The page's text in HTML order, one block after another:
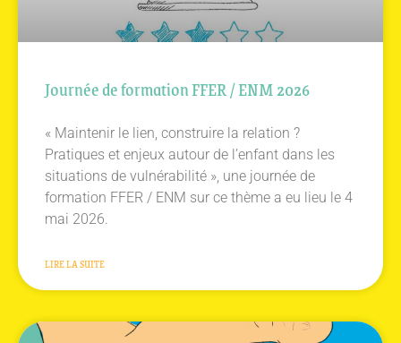
Journée de formation FFER / ENM 2026
« Maintenir le lien, construire la relation ?
Pratiques et enjeux autour de l’enfant dans les
situations de vulnérabilité », une journée de
formation FFER / ENM sur ce thème a eu lieu le 4
mai 2026.
LIRE LA SUITE